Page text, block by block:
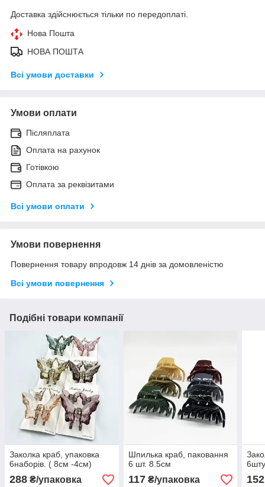
Доставка здійснюється тільки по передоплаті.
Нова Пошта
НОВА ПОШТА
Всі умови доставки
Умови оплати
Післяплата
Оплата на рахунок
Готівкою
Оплата за реквізитами
Всі умови оплати
Умови повернення
Повернення товару впродовж 14 днів за домовленістю
Всі умови повернення
Подібні товари компанії
Заколка краб, упаковка
6наборів. ( 8см -4см)
288 ₴/упаковка
Шпилька краб, паковання
6 шт. 8.5см
117₴/упаковка 152